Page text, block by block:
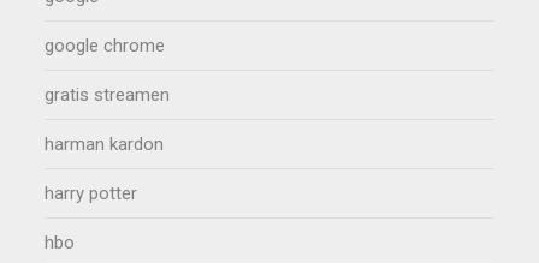
google chrome
gratis streamen
harman kardon
harry potter
hbo